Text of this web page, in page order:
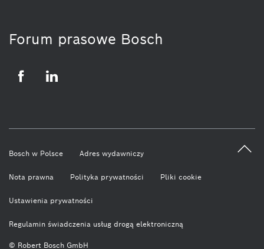
Forum prasowe Bosch
© Robert Bosch GmbH
Bosch w Polsce Adres wydawniczy
Nota prawna Polityka prywatności Pliki cookie
Ustawienia prywatności
Regulamin świadczenia usług drogą elektroniczną